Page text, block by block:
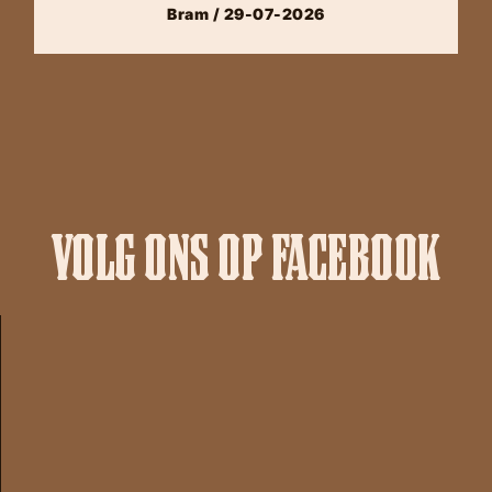
Bram / 29-07-2026
VOLG ONS OP FACEBOOK